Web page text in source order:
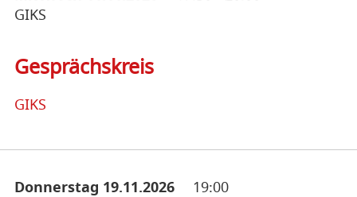
GIKS
Gesprächskreis
GIKS
Donnerstag 19.11.2026
19:00